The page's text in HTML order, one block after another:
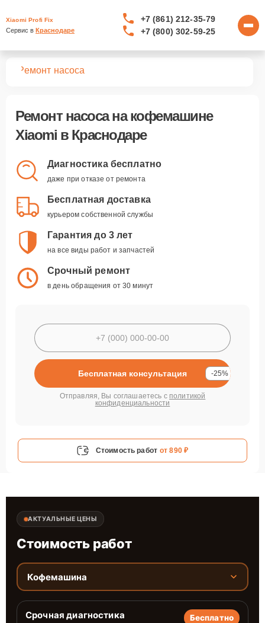
Xiaomi Profi Fix
Сервис в Краснодаре
+7 (861) 212-35-79
+7 (800) 302-59-25
Ремонт насоса
Ремонт насосана кофемашине
Xiaomi в Краснодаре
Диагностика бесплатно
даже при отказе от ремонта
Бесплатная доставка
курьером собственной службы
Гарантия до 3 лет
на все виды работ и запчастей
Срочный ремонт
в день обращения от 30 минут
Бесплатная консультация -25%
Отправляя, Вы соглашаетесь с политикой
конфиденциальности
Стоимость работ от 890 ₽
АКТУАЛЬНЫЕ ЦЕНЫ
Стоимость работ
Кофемашина
Срочная диагностика Бесплатно